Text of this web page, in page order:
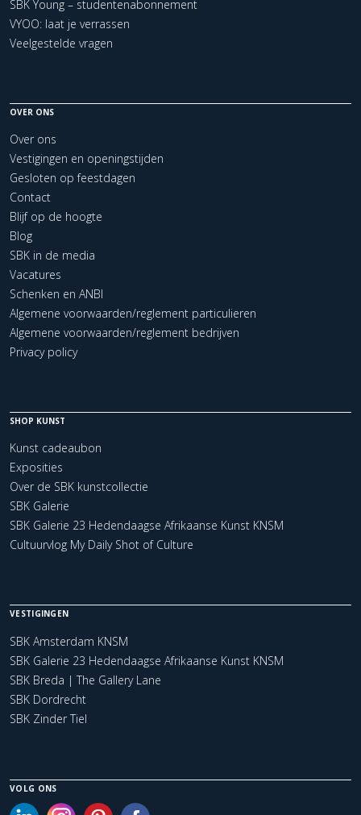
SBK Young – studentenabonnement
VYOO: laat je verrassen
Veelgestelde vragen
OVER ONS
Over ons
Vestigingen en openingstijden
Gesloten op feestdagen
Contact
Blijf op de hoogte
Blog
SBK in de media
Vacatures
Schenken en ANBI
Algemene voorwaarden/reglement particulieren
Algemene voorwaarden/reglement bedrijven
Privacy policy
SHOP KUNST
Kunst cadeaubon
Exposities
Over de SBK kunstcollectie
SBK Galerie
SBK Galerie 23 Hedendaagse Afrikaanse Kunst KNSM
Cultuurvlog My Daily Shot of Culture
VESTIGINGEN
SBK Amsterdam KNSM
SBK Galerie 23 Hedendaagse Afrikaanse Kunst KNSM
SBK Breda | The Gallery Lane
SBK Dordrecht
SBK Zinder Tiel
VOLG ONS